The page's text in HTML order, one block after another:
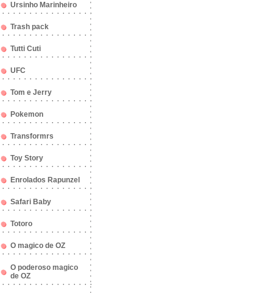
Ursinho Marinheiro
Trash pack
Tutti Cuti
UFC
Tom e Jerry
Pokemon
Transformrs
Toy Story
Enrolados Rapunzel
Safari Baby
Totoro
O magico de OZ
O poderoso magico
de OZ